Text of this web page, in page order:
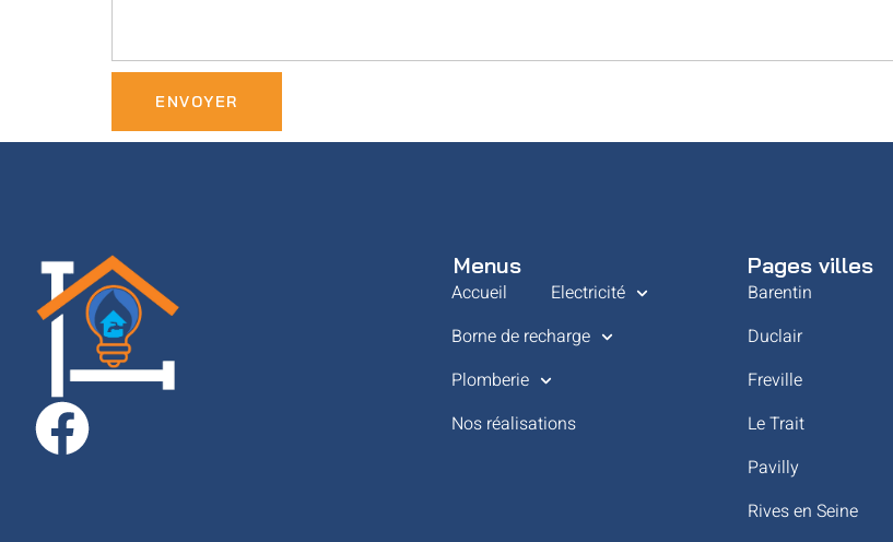
ENVOYER
Menus
Accueil
Electricité
Borne de recharge
Plomberie
Nos réalisations
Pages villes
Barentin
Duclair
Freville
Le Trait
Pavilly
Rives en Seine